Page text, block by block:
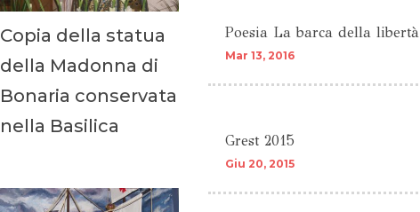
Copia della statua
della Madonna di
Bonaria conservata
nella Basilica
Poesia La barca della libertà
Mar 13, 2016
Grest 2015
Giu 20, 2015